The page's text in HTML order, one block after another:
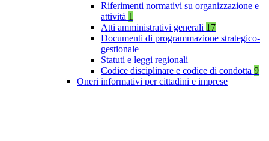
Riferimenti normativi su organizzazione e
attività 1
Atti amministrativi generali 17
Documenti di programmazione strategico-
gestionale
Statuti e leggi regionali
Codice disciplinare e codice di condotta 9
Oneri informativi per cittadini e imprese